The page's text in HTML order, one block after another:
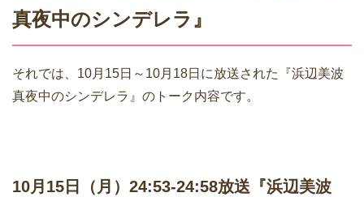
真夜中のシンデレラ』
それでは、10月15日～10月18日に放送された『浜辺美波
真夜中のシンデレラ』のトーク内容です。
10月15日（月）24:53-24:58放送『浜辺美波